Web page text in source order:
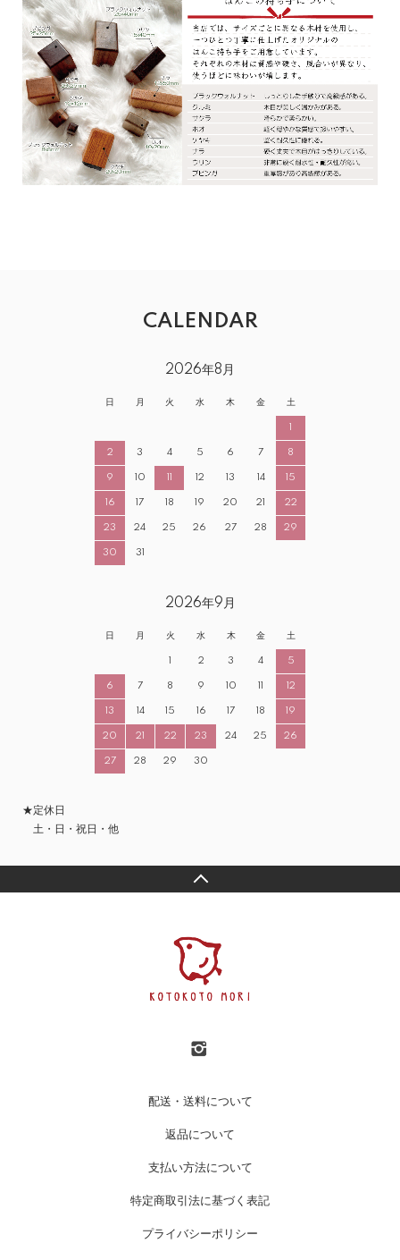
CALENDAR
2026年8月
日 月 火 水 木 金 土
1
2 3 4 5 6 7 8
9 10 11 12 13 14 15
16 17 18 19 20 21 22
23 24 25 26 27 28 29
30 31
2026年9月
日 月 火 水 木 金 土
1 2 3 4 5
6 7 8 9 10 11 12
13 14 15 16 17 18 19
20 21 22 23 24 25 26
27 28 29 30
★定休日
土・日・祝日・他
配送・送料について
返品について
支払い方法について
特定商取引法に基づく表記
プライバシーポリシー